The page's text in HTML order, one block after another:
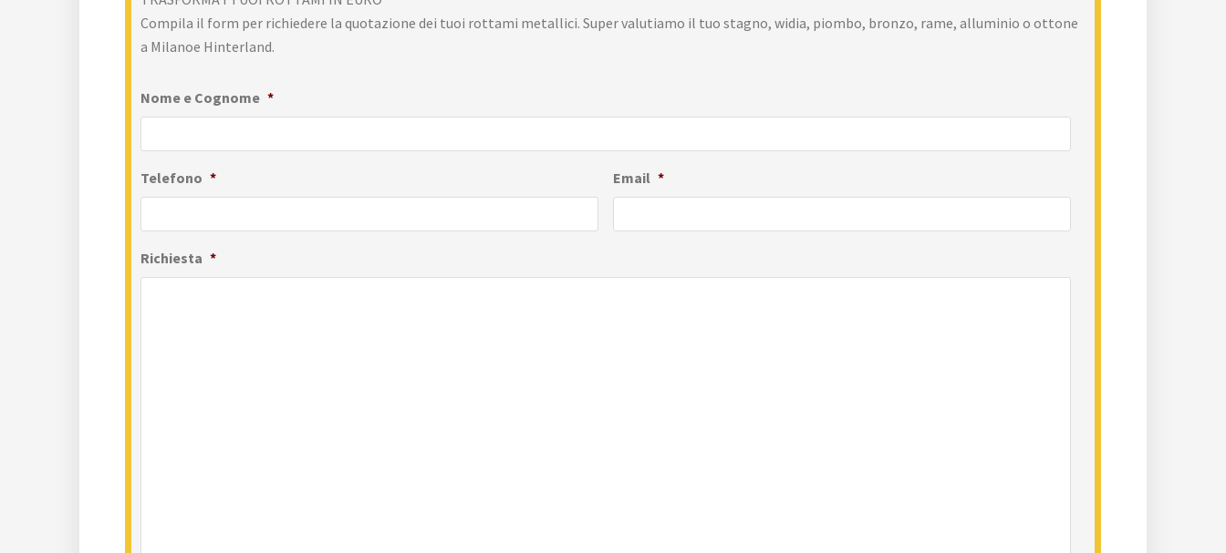
Compila il form per richiedere la quotazione dei tuoi rottami metallici. Super valutiamo il tuo stagno, widia, piombo, bronzo, rame, alluminio o ottone
a Milanoe Hinterland.
Nome e Cognome *
Telefono * Email *
Richiesta *